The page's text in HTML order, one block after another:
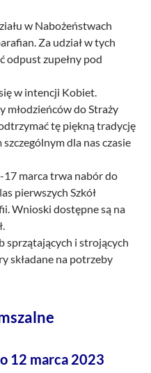
w Nabożeństwach
Za udział w tych
odpust zupełny pod
w intencji Kobiet.
młodzieńców do Straży
tę piękną tradycję
dla nas czasie
marca trwa nabór do
pierwszych Szkół
Wnioski dostępne są na
sprzątających i strojących
składane na potrzeby
12 marca 2023